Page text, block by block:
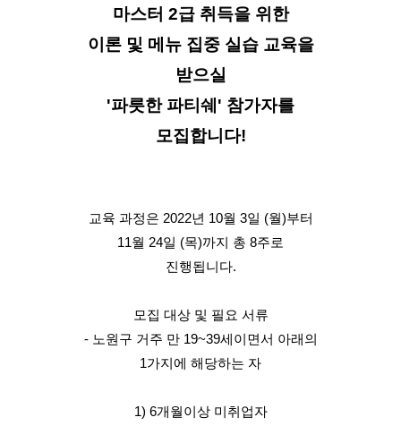
마스터 2급 취득을 위한
이론 및 메뉴 집중 실습 교육을
받으실
'파릇한 파티쉐' 참가자를
모집합니다!
교육 과정은 2022년 10월 3일 (월)부터
11월 24일 (목)까지 총 8주로
진행됩니다.
모집 대상 및 필요 서류
- 노원구 거주 만 19~39세이면서 아래의
1가지에 해당하는 자
1) 6개월이상 미취업자